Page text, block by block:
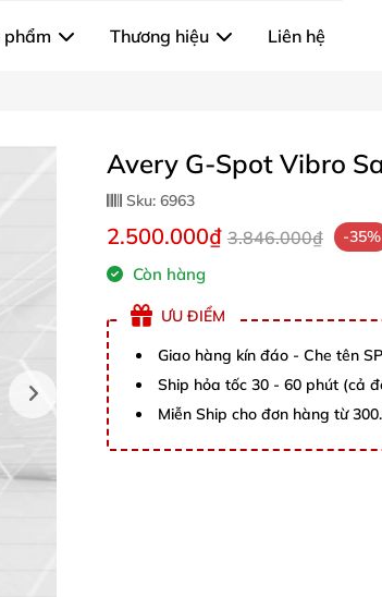
phẩm Thương hiệu Liên hệ
Avery G-Spot Vibro
Sku: 6963
2.500.000₫ 3.846.000₫ -35%
Còn hàng
ƯU ĐIỂM
Giao hàng kín đáo - Che tên
Ship hỏa tốc 30 - 60 phút (cả
Miễn Ship cho đơn hàng từ